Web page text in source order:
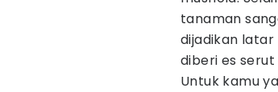
tanaman
dijadikan
diberi es
Untuk kamu